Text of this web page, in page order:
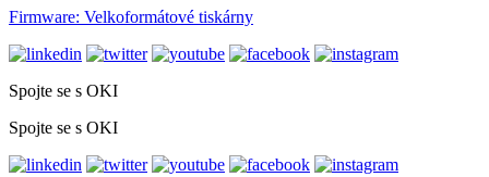
Firmware: Velkoformátové tiskárny
Spojte se s OKI
Spojte se s OKI